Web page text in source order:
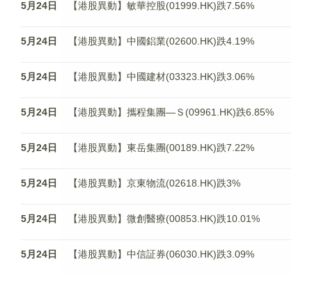
5月24日 【港股異動】敏華控股(01999.HK)跌7.56%
5月24日 【港股異動】中國鋁業(02600.HK)跌4.19%
5月24日 【港股異動】中國建材(03323.HK)跌3.06%
5月24日 【港股異動】攜程集團—Ｓ(09961.HK)跌6.85%
5月24日 【港股異動】東岳集團(00189.HK)跌7.22%
5月24日 【港股異動】京東物流(02618.HK)跌3%
5月24日 【港股異動】微創醫療(00853.HK)跌10.01%
5月24日 【港股異動】中信証券(06030.HK)跌3.09%